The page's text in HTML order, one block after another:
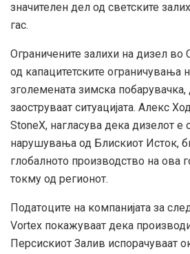
значителен дел од светските
гас.
Ограничените залихи на дизел
од капацитетските ограничувања
зголемената зимска побарувачка,
заоструваат ситуацијата. Алекс
StoneX, нагласува дека дизелот е
нарушувања од Блискиот Исток,
глобалното производство на ова
токму од регионот.
Податоците на компанијата за
Vortex покажуваат дека
Персискиот Залив испорачуваат